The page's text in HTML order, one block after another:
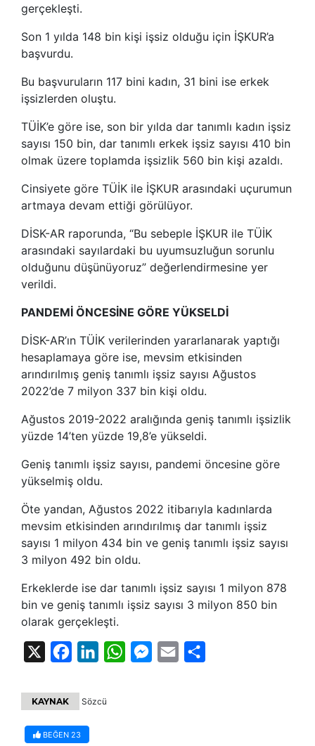
gerçekleşti.
Son 1 yılda 148 bin kişi işsiz olduğu için İŞKUR’a
başvurdu.
Bu başvuruların 117 bini kadın, 31 bini ise erkek
işsizlerden oluştu.
TÜİK’e göre ise, son bir yılda dar tanımlı kadın işsiz
sayısı 150 bin, dar tanımlı erkek işsiz sayısı 410 bin
olmak üzere toplamda işsizlik 560 bin kişi azaldı.
Cinsiyete göre TÜİK ile İŞKUR arasındaki uçurumun
artmaya devam ettiği görülüyor.
DİSK-AR raporunda, “Bu sebeple İŞKUR ile TÜİK
arasındaki sayılardaki bu uyumsuzluğun sorunlu
olduğunu düşünüyoruz” değerlendirmesine yer
verildi.
PANDEMİ ÖNCESİNE GÖRE YÜKSELDİ
DİSK-AR’ın TÜİK verilerinden yararlanarak yaptığı
hesaplamaya göre ise, mevsim etkisinden
arındırılmış geniş tanımlı işsiz sayısı Ağustos
2022’de 7 milyon 337 bin kişi oldu.
Ağustos 2019-2022 aralığında geniş tanımlı işsizlik
yüzde 14’ten yüzde 19,8’e yükseldi.
Geniş tanımlı işsiz sayısı, pandemi öncesine göre
yükselmiş oldu.
Öte yandan, Ağustos 2022 itibarıyla kadınlarda
mevsim etkisinden arındırılmış dar tanımlı işsiz
sayısı 1 milyon 434 bin ve geniş tanımlı işsiz sayısı
3 milyon 492 bin oldu.
Erkeklerde ise dar tanımlı işsiz sayısı 1 milyon 878
bin ve geniş tanımlı işsiz sayısı 3 milyon 850 bin
olarak gerçekleşti.
FacebookLinkedInWhatsAppMessenger
Email
KAYNAK Sözcü
BEĞEN 23